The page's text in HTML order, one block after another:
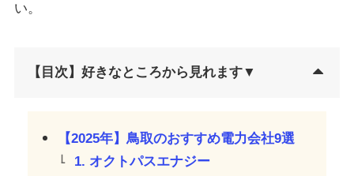
い。
【目次】好きなところから見れます▼
【2025年】鳥取のおすすめ電力会社9選
1. オクトパスエナジー